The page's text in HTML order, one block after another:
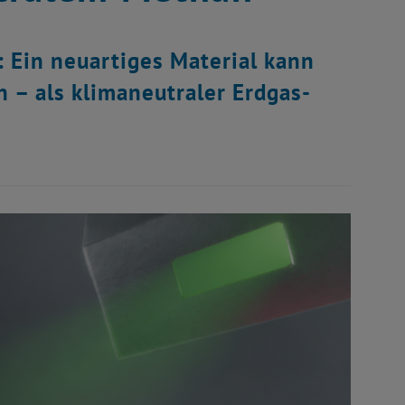
neuartiges Material kann
– als klimaneutraler Erdgas-